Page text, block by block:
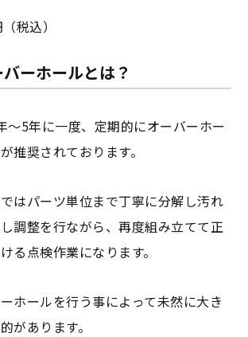
税込）
ーホールとは？
～5年に一度、定期的にオーバーホー
推奨されております。
はパーツ単位まで丁寧に分解し汚れ
調整を行ながら、再度組み立てて正
る点検作業になります。
ホールを行う事によって未然に大き
があります。